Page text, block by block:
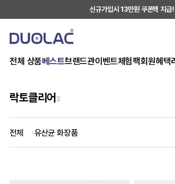
신규가입시 13만원 쿠폰팩 지급!
전체 상품베스트브랜드관이벤트체험팩회원혜택
락토클리어 3
전체 유산균 화장품